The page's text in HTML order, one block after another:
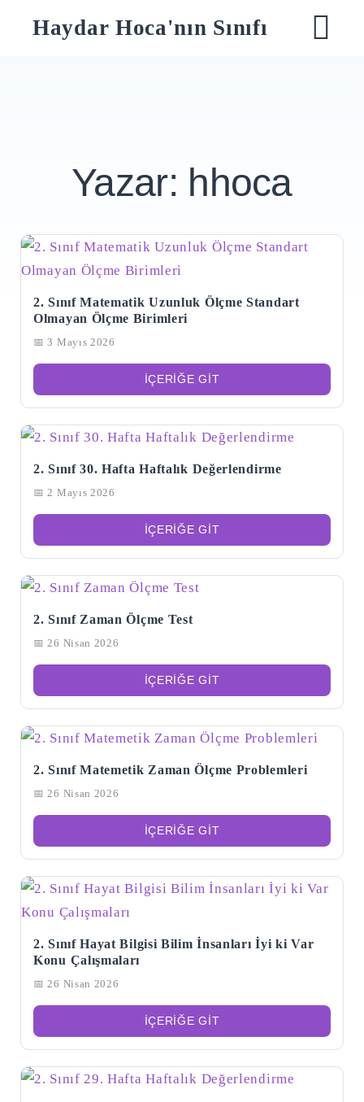
Haydar Hoca'nın Sınıfı
Şu
için
sonuçları:
Yazar: hhoca
2. Sınıf Matematik Uzunluk Ölçme Standart
Olmayan Ölçme Birimleri
📅 3 Mayıs 2026
İÇERIĞE GIT
2. Sınıf 30. Hafta Haftalık Değerlendirme
📅 2 Mayıs 2026
İÇERIĞE GIT
2. Sınıf Zaman Ölçme Test
📅 26 Nisan 2026
İÇERIĞE GIT
2. Sınıf Matemetik Zaman Ölçme Problemleri
📅 26 Nisan 2026
İÇERIĞE GIT
2. Sınıf Hayat Bilgisi Bilim İnsanları İyi ki Var
Konu Çalışmaları
📅 26 Nisan 2026
İÇERIĞE GIT